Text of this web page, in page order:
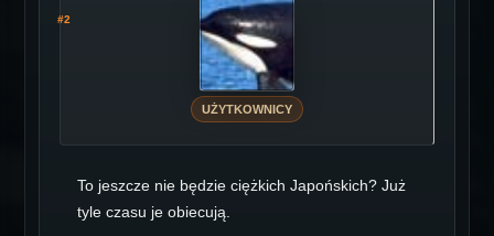
#2
UŻYTKOWNICY
To jeszcze nie będzie ciężkich Japońskich? Już
tyle czasu je obiecują.